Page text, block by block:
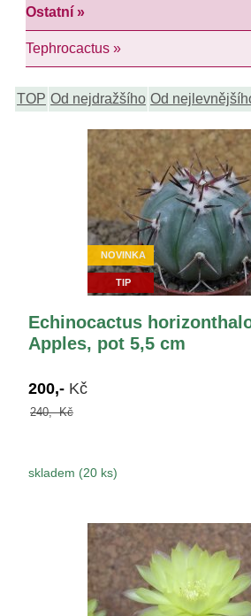
Ostatní »
Tephrocactus »
TOP Od nejdražšího Od
NOVINKA
TIP
Echinocactus
Apples, pot 5,5 cm
200,- Kč
240,- Kč
skladem (20 ks)